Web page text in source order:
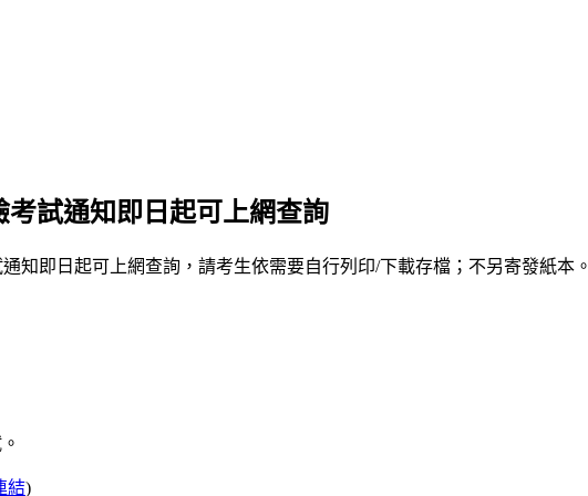
試通知即日起可上網查詢
知即日起可上網查詢，請考生依需要自行列印/下載存檔；不另寄發紙本。
結)